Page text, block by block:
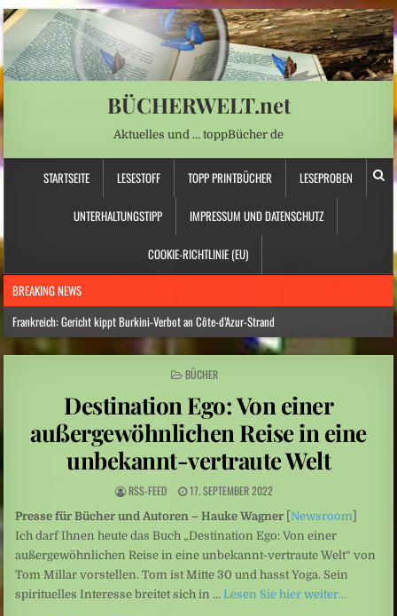
BÜCHERWELT.net
Aktuelles und … toppBücher de
STARTSEITE LESESTOFF TOPP PRINTBÜCHER LESEPROBEN
UNTERHALTUNGSTIPP IMPRESSUM UND DATENSCHUTZ
COOKIE-RICHTLINIE (EU)
BREAKING NEWS
Frankreich: Gericht kippt Burkini-Verbot an Côte-d’Azur-Strand
Hitzewelle: Rekordtief: Rhein-Pegel sinkt in Düsseldorf auf 15 Zentimeter
Österreich: Eine ganz neue Form von Chefsessel
Leute: Das Arschloch am Set sein? Für Frauen keine Option
Schüsse nahe Bangkok: Thailand: 14-Jähriger tötet mehrere Menschen an Schule
POSTED
BÜCHER
Destination Ego: Von einer
außergewöhnlichen Reise in eine
unbekannt-vertraute Welt
RSS-FEED 17. SEPTEMBER 2022
Presse für Bücher und Autoren – Hauke Wagner [Newsroom]
Ich darf Ihnen heute das Buch „Destination Ego: Von einer
außergewöhnlichen Reise in eine unbekannt-vertraute Welt“ von
Tom Millar vorstellen. Tom ist Mitte 30 und hasst Yoga. Sein
spirituelles Interesse breitet sich in … Lesen Sie hier weiter…